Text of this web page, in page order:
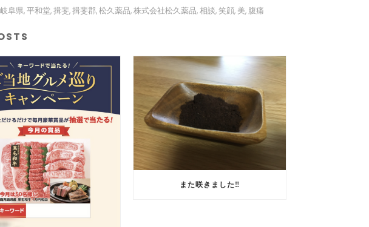
岐阜県,平和堂,揖斐,揖斐郡,松久薬品,株式会社松久薬品,相談,笑顔, 美, 腹痛
また咲きました‼️